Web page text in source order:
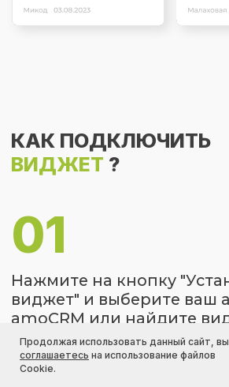
Продолжая использовать данный сайт, вы
соглашаетесь на использование файлов
Cookie.
осуществляется в формате
текстовой линии консультации
Вы столкнулись с полной или
частичной неисправностью в
работе виджета;
настроить виджет под задачи
вашей компании;
или продлить подписку на
виджет.